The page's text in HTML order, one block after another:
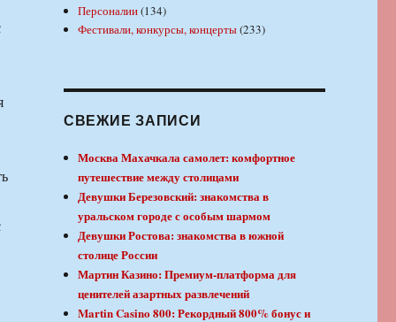
Персоналии(134)
Фестивали, конкурсы, концерты(233)
СВЕЖИЕ ЗАПИСИ
Москва Махачкала самолет: комфортное
путешествие между столицами
Девушки Березовский: знакомства в
уральском городе с особым шармом
Девушки Ростова: знакомства в южной
столице России
Мартин Казино: Премиум-платформа для
ценителей азартных развлечений
Martin Casino 800: Рекордный 800% бонус и